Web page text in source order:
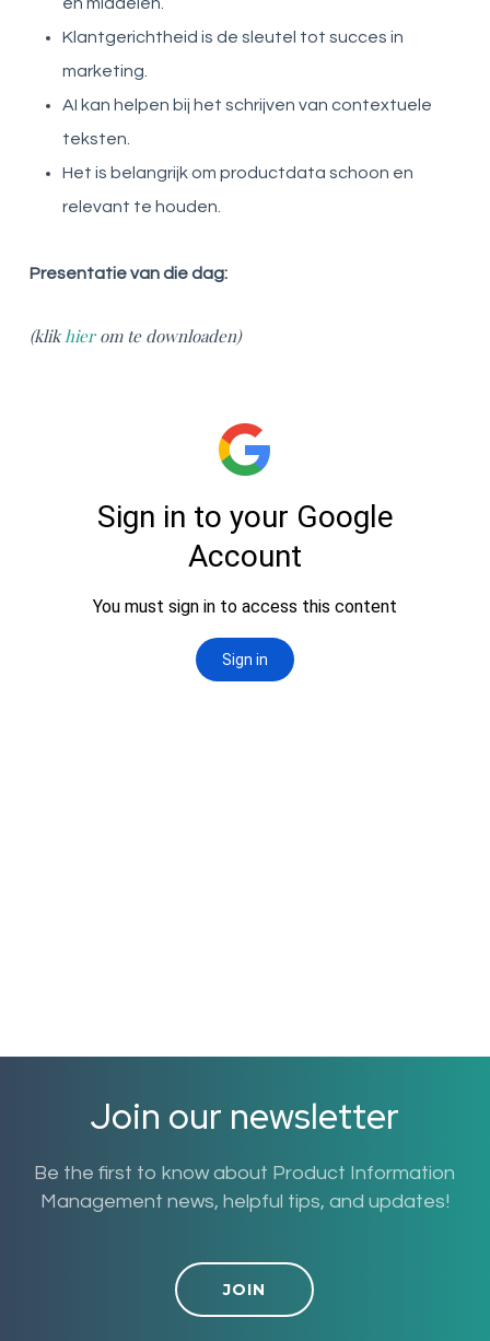
Klantgerichtheid is de sleutel tot succes in
marketing.
AI kan helpen bij het schrijven van contextuele
teksten.
Het is belangrijk om productdata schoon en
relevant te houden.
Presentatie van die dag:
(klikhierom te downloaden)
Join our newsletter
Be the first to know about Product Information
Management news, helpful tips, and updates!
JOIN